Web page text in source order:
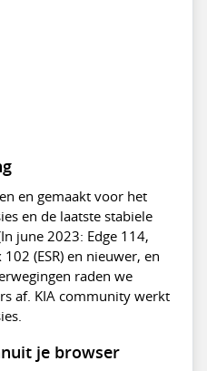
en gemaakt voor het
en de laatste stabiele
june 2023: Edge 114,
(ESR) en nieuwer, en
raden we
af. KIA community werkt
je browser